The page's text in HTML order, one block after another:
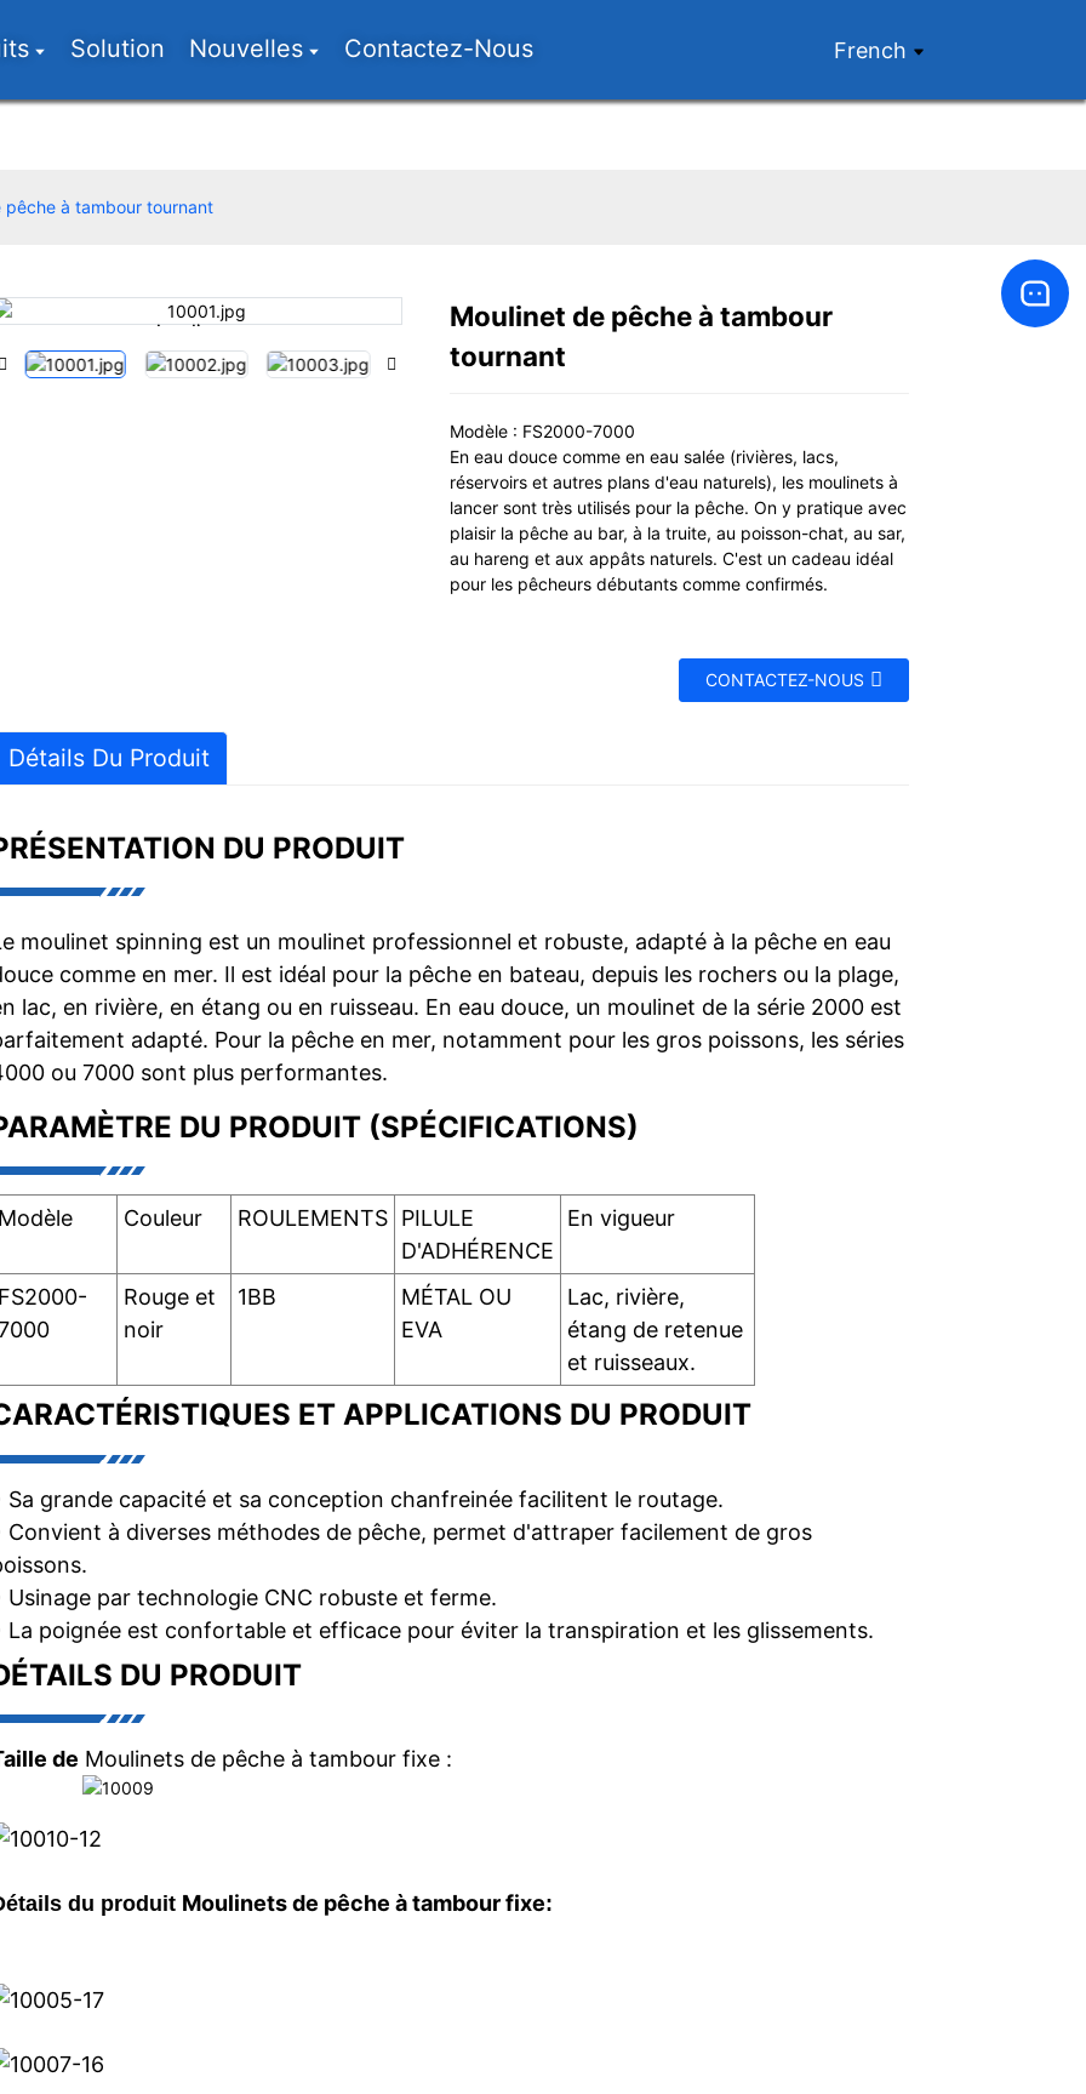
Solution Nouvelles Contactez-Nous French
pêche à tambour tournant
Loading...
Loading... Loading...
Loading... Loading...
Loading...
Moulinet de pêche à tambour
tournant
Modèle : FS2000-7000
En eau douce comme en eau salée (rivières, lacs,
réservoirs et autres plans d'eau naturels), les moulinets à
lancer sont très utilisés pour la pêche. On y pratique avec
plaisir la pêche au bar, à la truite, au poisson-chat, au sar,
au hareng et aux appâts naturels. C'est un cadeau idéal
pour les pêcheurs débutants comme confirmés.
CONTACTEZ-NOUS
Détails Du Produit
DU PRODUIT
moulinet spinning est un moulinet professionnel et robuste, adapté à la pêche en eau
comme en mer. Il est idéal pour la pêche en bateau, depuis les rochers ou la plage,
lac, en rivière, en étang ou en ruisseau. En eau douce, un moulinet de la série 2000 est
adapté. Pour la pêche en mer, notamment pour les gros poissons, les séries
ou 7000 sont plus performantes.
DU PRODUIT (SPÉCIFICATIONS)
Modèle Couleur ROULEMENTS PILULE
D'ADHÉRENCE
En vigueur
FS2000-
Rouge et
noir
1BB
MÉTAL OU
EVA
Lac, rivière,
étang de retenue
et ruisseaux.
ET APPLICATIONS DU PRODUIT
Sa grande capacité et sa conception chanfreinée facilitent le routage.
Convient à diverses méthodes de pêche, permet d'attraper facilement de gros
Usinage par technologie CNC robuste et ferme.
La poignée est confortable et efficace pour éviter la transpiration et les glissements.
DU PRODUIT
de Moulinets de pêche à tambour fixe :
du produit Moulinets de pêche à tambour fixe: